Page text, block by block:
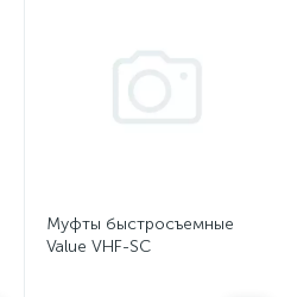
Муфты быстросъемные
Value VHF-SC